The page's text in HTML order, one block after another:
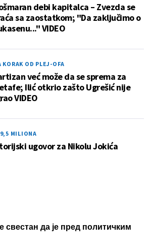
debi kapitalca – Zvezda se
sa zaostatkom; "Da zaključimo o
VIDEO
KORAK OD PLEJ-OFA
već može da se sprema za
Ilić otkrio zašto Ugrešić nije
VIDEO
MILIONA
ugovor za Nikolu Jokića
свестан да је пред политичким